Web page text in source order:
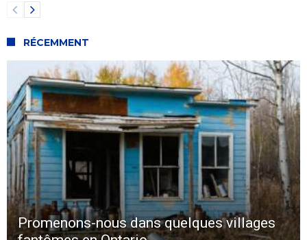
RÉCEMMENT
Promenons-nous dans quelques villages